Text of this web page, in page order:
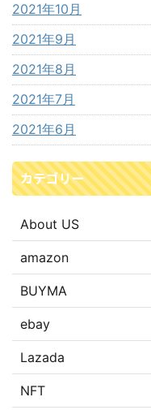
2021年10月
2021年9月
2021年8月
2021年7月
2021年6月
カテゴリー
About US
amazon
BUYMA
ebay
Lazada
NFT